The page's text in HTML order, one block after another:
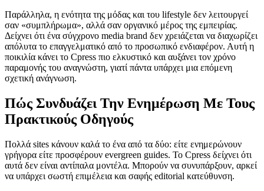
Παράλληλα, η ενότητα της μόδας και του lifestyle δεν λειτουργεί
σαν «συμπλήρωμα», αλλά σαν οργανικό μέρος της εμπειρίας.
Δείχνει ότι ένα σύγχρονο media brand δεν χρειάζεται να διαχωρίζει
απόλυτα το επαγγελματικό από το προσωπικό ενδιαφέρον. Αυτή η
ποικιλία κάνει το Cpress πιο ελκυστικό και αυξάνει τον χρόνο
παραμονής του αναγνώστη, γιατί πάντα υπάρχει μια επόμενη
σχετική ανάγνωση.
Πώς Συνδυάζει Την Ενημέρωση Με Τους
Πρακτικούς Οδηγούς
Πολλά sites κάνουν καλά το ένα από τα δύο: είτε ενημερώνουν
γρήγορα είτε προσφέρουν evergreen guides. Το Cpress δείχνει ότι
αυτά δεν είναι αντίπαλα μοντέλα. Μπορούν να συνυπάρξουν, αρκεί
να υπάρχει σωστή επιμέλεια και σαφής editorial κατεύθυνση.